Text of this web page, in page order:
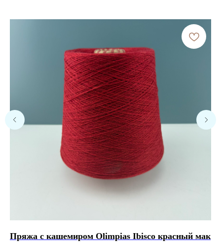
Пряжа с кашемиром Olimpias Ibisco красный мак